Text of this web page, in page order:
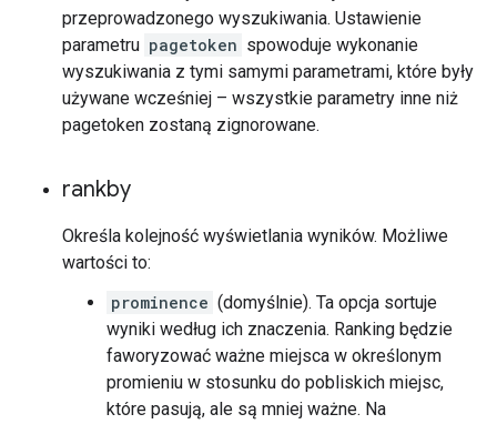
przeprowadzonego wyszukiwania. Ustawienie
parametru pagetoken spowoduje wykonanie
wyszukiwania z tymi samymi parametrami, które były
używane wcześniej – wszystkie parametry inne niż
pagetoken zostaną zignorowane.
rankby
Określa kolejność wyświetlania wyników. Możliwe
wartości to:
prominence (domyślnie). Ta opcja sortuje
wyniki według ich znaczenia. Ranking będzie
faworyzować ważne miejsca w określonym
promieniu w stosunku do pobliskich miejsc,
które pasują, ale są mniej ważne. Na